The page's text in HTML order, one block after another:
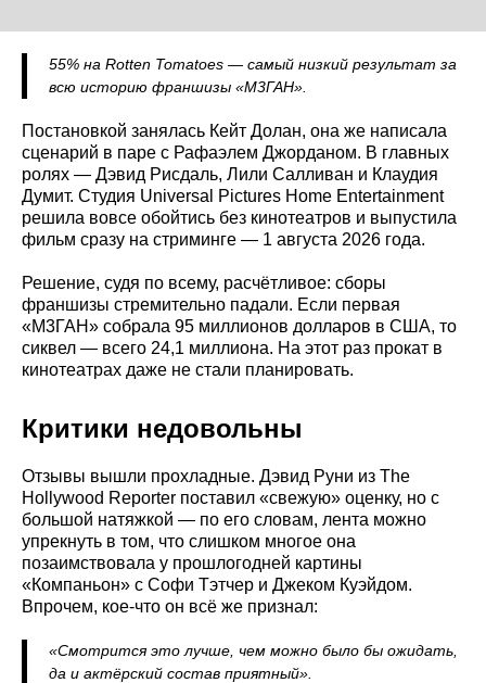
55% на Rotten Tomatoes — самый низкий результат за
всю историю франшизы «М3ГАН».
Постановкой занялась Кейт Долан, она же написала
сценарий в паре с Рафаэлем Джорданом. В главных
ролях — Дэвид Рисдаль, Лили Салливан и Клаудия
Думит. Студия Universal Pictures Home Entertainment
решила вовсе обойтись без кинотеатров и выпустила
фильм сразу на стриминге — 1 августа 2026 года.
Решение, судя по всему, расчётливое: сборы
франшизы стремительно падали. Если первая
«М3ГАН» собрала 95 миллионов долларов в США, то
сиквел — всего 24,1 миллиона. На этот раз прокат в
кинотеатрах даже не стали планировать.
Критики недовольны
Отзывы вышли прохладные. Дэвид Руни из The
Hollywood Reporter поставил «свежую» оценку, но с
большой натяжкой — по его словам, лента можно
упрекнуть в том, что слишком многое она
позаимствовала у прошлогодней картины
«Компаньон» с Софи Тэтчер и Джеком Куэйдом.
Впрочем, кое-что он всё же признал:
«Смотрится это лучше, чем можно было бы ожидать,
да и актёрский состав приятный».